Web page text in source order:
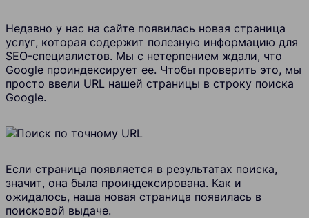
Недавно у нас на сайте появилась новая страница
услуг, которая содержит полезную информацию для
SEO-специалистов. Мы с нетерпением ждали, что
Google проиндексирует ее. Чтобы проверить это, мы
просто ввели URL нашей страницы в строку поиска
Google.
Если страница появляется в результатах поиска,
значит, она была проиндексирована. Как и
ожидалось, наша новая страница появилась в
поисковой выдаче.